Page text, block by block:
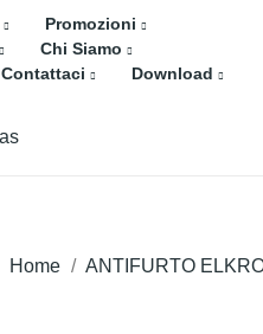
Promozioni
Chi Siamo
Contattaci Download
Home ANTIFURTO